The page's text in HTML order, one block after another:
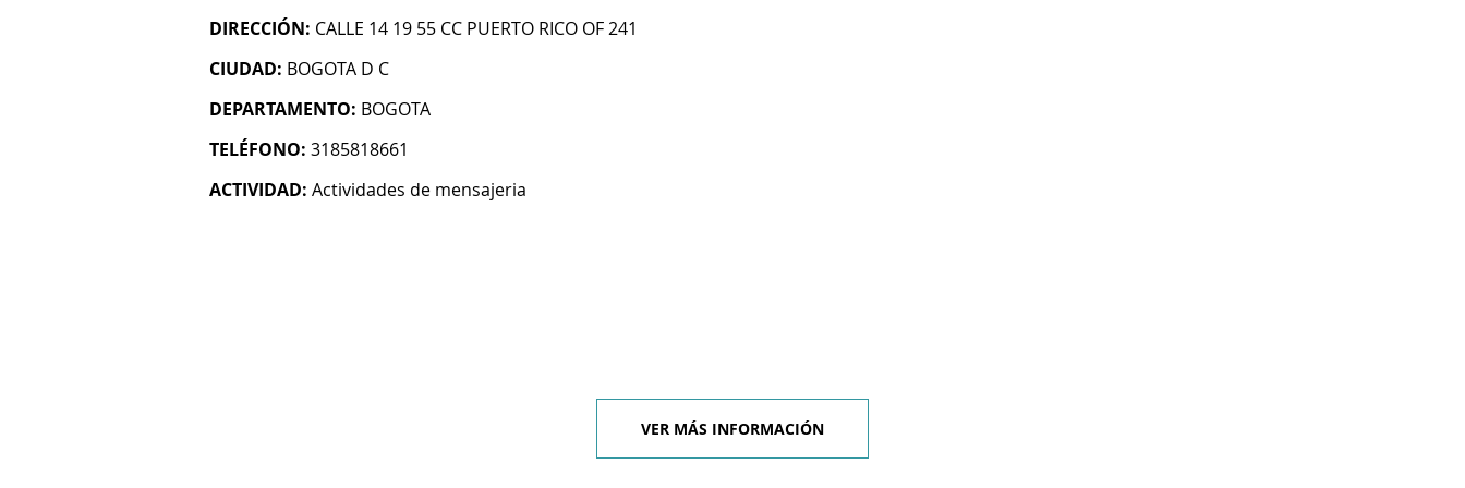
DIRECCIÓN: CALLE 14 19 55 CC PUERTO RICO OF 241
CIUDAD: BOGOTA D C
DEPARTAMENTO: BOGOTA
TELÉFONO: 3185818661
ACTIVIDAD: Actividades de mensajeria
VER MÁS INFORMACIÓN